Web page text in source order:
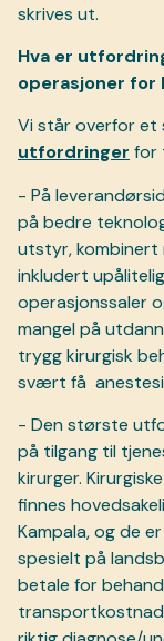
skrives ut.
Hva er
operasjoner for
Vi står overfor
utfordringer for
- På
på bedre
utstyr, kombinert
inkludert
operasjonssaler
mangel på
trygg kirurgisk
svært få
- Den største
på tilgang til
kirurger.
finnes
Kampala, og de
spesielt på
betale for